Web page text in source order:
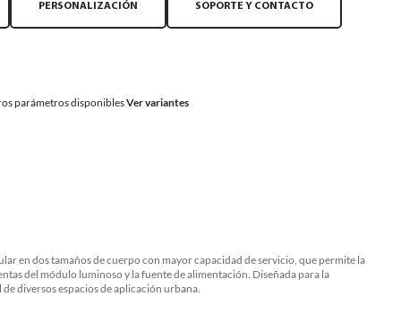
PERSONALIZACIÓN SOPORTE Y CONTACTO
parámetros disponiblesVer variantes
en dos tamaños de cuerpo con mayor capacidad de servicio, que permite la
del módulo luminoso y la fuente de alimentación. Diseñada para la
diversos espacios de aplicación urbana.